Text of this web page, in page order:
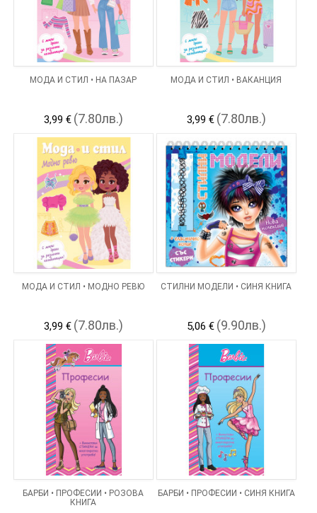
МОДА И СТИЛ • НА ПАЗАР
3,99 € (7.80лв.)
МОДА И СТИЛ • ВАКАНЦИЯ
3,99 € (7.80лв.)
МОДА И СТИЛ • МОДНО РЕВЮ
3,99 € (7.80лв.)
СТИЛНИ МОДЕЛИ • СИНЯ КНИГА
5,06 € (9.90лв.)
БАРБИ • ПРОФЕСИИ • РОЗОВА
КНИГА
БАРБИ • ПРОФЕСИИ • СИНЯ КНИГА